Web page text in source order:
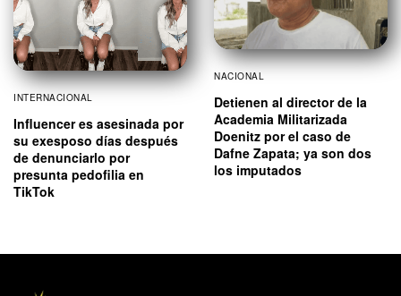
INTERNACIONAL
Influencer es asesinada por
su exesposo días después
de denunciarlo por
presunta pedofilia en
TikTok
NACIONAL
Detienen al director de la
Academia Militarizada
Doenitz por el caso de
Dafne Zapata; ya son dos
los imputados